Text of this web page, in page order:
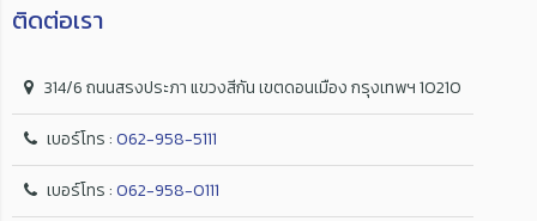
ติดต่อเรา
314/6 ถนนสรงประภา แขวงสีกัน เขตดอนเมือง กรุงเทพฯ 10210
เบอร์โทร :062-958-5111
เบอร์โทร :062-958-0111